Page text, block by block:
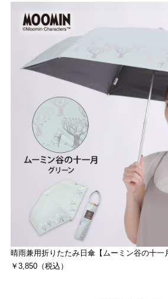
晴雨兼用折りたたみ日傘【ムーミン谷の十一
￥3,850（税込）